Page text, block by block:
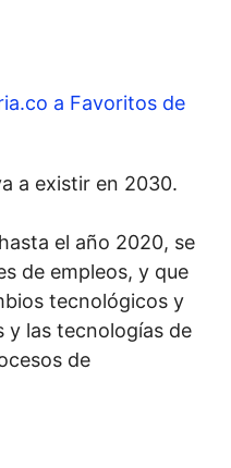
a Favoritos de
a existir en 2030.
el año 2020, se
de empleos, y que
tecnológicos y
y las tecnologías de
de